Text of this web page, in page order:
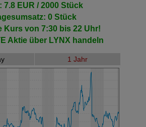
7.8 EUR / 2000 Stück
0 Stück
Kurs von 7:30 bis 22 Uhr!
Aktieüber LYNX handeln
1 Jahr